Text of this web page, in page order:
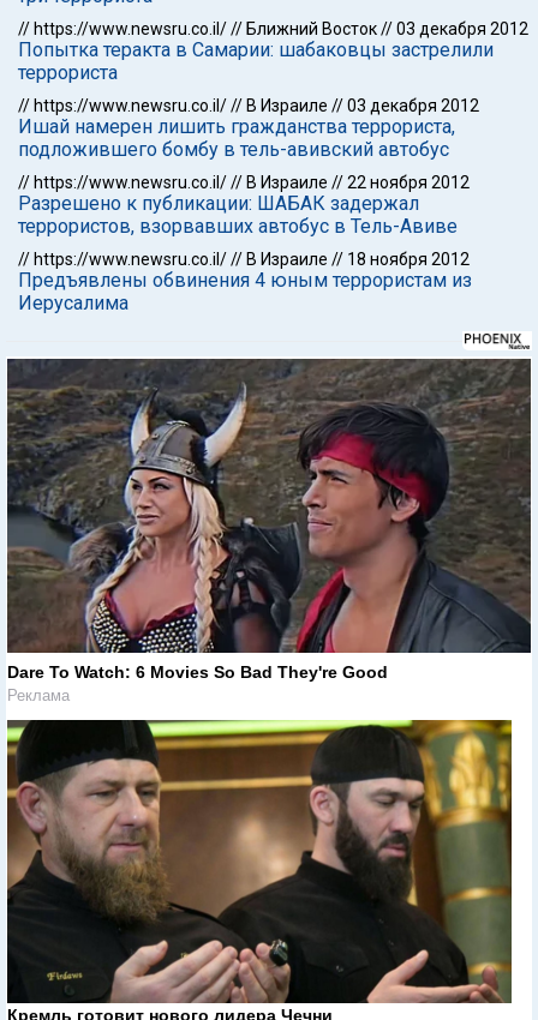
// https://www.newsru.co.il/// Ближний Восток//03 декабря 2012
Попытка теракта в Самарии: шабаковцы застрелили
террориста
// https://www.newsru.co.il/// В Израиле //03 декабря 2012
Ишай намерен лишить гражданства террориста,
подложившего бомбу в тель-авивский автобус
// https://www.newsru.co.il/// В Израиле //22 ноября 2012
Разрешено к публикации: ШАБАК задержал
террористов, взорвавших автобус в Тель-Авиве
// https://www.newsru.co.il/// В Израиле // 18 ноября 2012
Предъявлены обвинения 4 юным террористам из
Иерусалима
Dare To Watch: 6 Movies So Bad They're Good
Реклама
Кремль готовит нового лидера Чечни